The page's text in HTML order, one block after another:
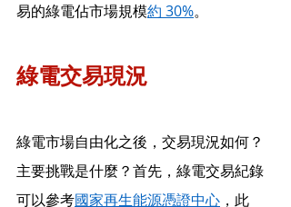
易的綠電佔市場規模約 30%。
綠電交易現況
綠電市場自由化之後，交易現況如何？
主要挑戰是什麼？首先，綠電交易紀錄
可以參考國家再生能源憑證中心 ，此